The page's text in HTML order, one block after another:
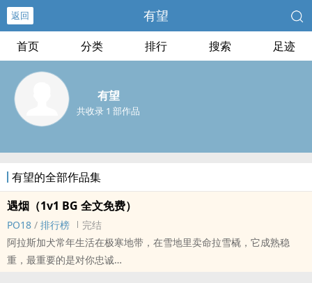
返回 有望
首页 分类 排行 搜索 足迹
有望
共收录 1 部作品
有望的全部作品集
遇烟（‍‎‎1‌v‌‎1‍ BG 全文免费）
‌‍‍P‍‍O‍1‎8‍‎‍ / 排行榜
完结
阿拉斯加犬常年生活在极寒地带，在雪地里卖命拉雪橇，它成熟稳
重，最重要的是对你忠诚